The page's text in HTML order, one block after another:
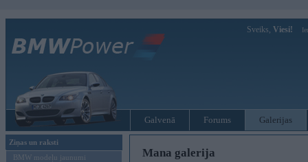
Sveiks, Viesi!
Galvenā Forums Galerijas
Ziņas un raksti
BMW modeļu jaunumi
Mana galerija